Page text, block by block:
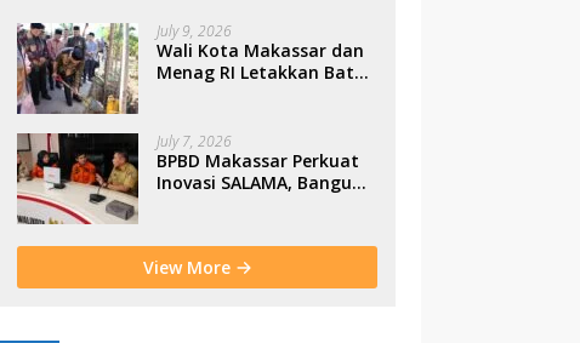
July 9, 2026
Wali Kota Makassar dan
Menag RI Letakkan Batu
BTP
July 7, 2026
BPBD Makassar Perkuat
Inovasi SALAMA, Bangun
View More